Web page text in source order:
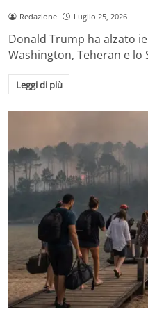
Redazione Luglio 25, 2026
Donald Trump ha alzato
Washington, Teheran e
Leggi di più